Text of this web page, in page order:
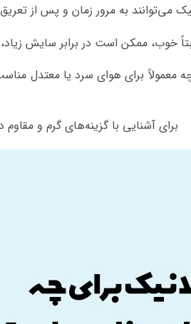
می‌توانند به مرور زمان و پس از
خوب، ممکن است در برابر سایش زیاد،
معمولاً برای هوای سرد یا معتدل
برای آشنایی با گزینه‌های گرم و